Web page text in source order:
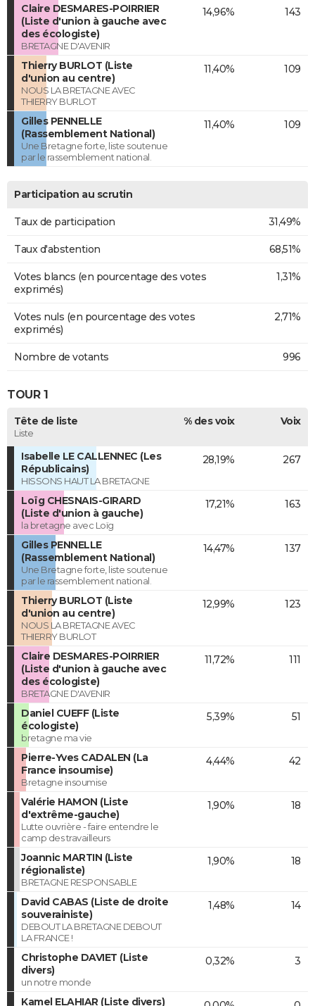
Claire DESMARES-POIRRIER
(Liste d'union à gauche avec
des écologiste)
BRETAGNE D'AVENIR
14,96% 143
Thierry BURLOT (Liste
d'union au centre)
NOUS LA BRETAGNE AVEC
THIERRY BURLOT
11,40% 109
Gilles PENNELLE
(Rassemblement National)
Une Bretagne forte, liste soutenue
par le rassemblement national.
11,40% 109
Participation au scrutin
Taux de participation 31,49%
Taux d'abstention 68,51%
Votes blancs (en pourcentage des votes
exprimés)
1,31%
Votes nuls (en pourcentage des votes
exprimés)
2,71%
Nombre de votants 996
TOUR 1
Tête de liste
Liste
% des voix Voix
Isabelle LE CALLENNEC (Les
Républicains)
HISSONS HAUT LA BRETAGNE
28,19% 267
Loïg CHESNAIS-GIRARD
(Liste d'union à gauche)
la bretagne avec Loïg
17,21% 163
Gilles PENNELLE
(Rassemblement National)
Une Bretagne forte, liste soutenue
par le rassemblement national.
14,47% 137
Thierry BURLOT (Liste
d'union au centre)
NOUS LA BRETAGNE AVEC
THIERRY BURLOT
12,99% 123
Claire DESMARES-POIRRIER
(Liste d'union à gauche avec
des écologiste)
BRETAGNE D'AVENIR
11,72% 111
Daniel CUEFF (Liste
écologiste)
bretagne ma vie
5,39% 51
Pierre-Yves CADALEN (La
France insoumise)
Bretagne insoumise
4,44% 42
Valérie HAMON (Liste
d'extrême-gauche)
Lutte ouvrière - faire entendre le
camp des travailleurs
1,90% 18
Joannic MARTIN (Liste
régionaliste)
BRETAGNE RESPONSABLE
1,90% 18
David CABAS (Liste de droite
souverainiste)
DEBOUT LA BRETAGNE DEBOUT
LA FRANCE !
1,48% 14
Christophe DAVIET (Liste
divers)
un notre monde
0,32% 3
Kamel ELAHIAR (Liste divers)